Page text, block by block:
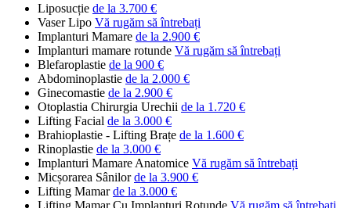
Liposucție de la 3.700 €
Vaser Lipo Vă rugăm să întrebați
Implanturi Mamare de la 2.900 €
Implanturi mamare rotunde Vă rugăm să întrebați
Blefaroplastie de la 900 €
Abdominoplastie de la 2.000 €
Ginecomastie de la 2.900 €
Otoplastia Chirurgia Urechii de la 1.720 €
Lifting Facial de la 3.000 €
Brahioplastie - Lifting Brațe de la 1.600 €
Rinoplastie de la 3.000 €
Implanturi Mamare Anatomice Vă rugăm să întrebați
Micșorarea Sânilor de la 3.900 €
Lifting Mamar de la 3.000 €
Lifting Mamar Cu Implanturi Rotunde Vă rugăm să întrebați